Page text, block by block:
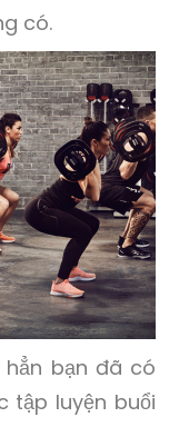
có.
bạn đã có
tập luyện buổi